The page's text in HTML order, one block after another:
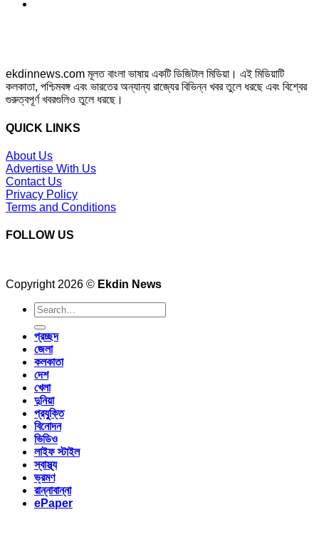
ekdinnews.com মূলত বাংলা ভাষায় একটি ডিজিটাল মিডিয়া। এই মিডিয়াটি
কলকাতা, পশ্চিমবঙ্গ এবং ভারতের অন্যান্য রাজ্যের বিভিন্ন খবর তুলে ধরছে এবং বিশ্বের
গুরুত্বপূর্ণ খবরগুলিও তুলে ধরছে।
QUICK LINKS
About Us
Advertise With Us
Contact Us
Privacy Policy
Terms and Conditions
FOLLOW US
Copyright 2026 © Ekdin News
প্রচ্ছদ
জেলা
কলকাতা
দেশ
খেলা
দুনিয়া
প্রযুক্তি
বিনোদন
ভিডিও
লাইফ স্টাইল
স্বাস্থ্য
ভ্রমণ
রান্নাবান্না
ePaper